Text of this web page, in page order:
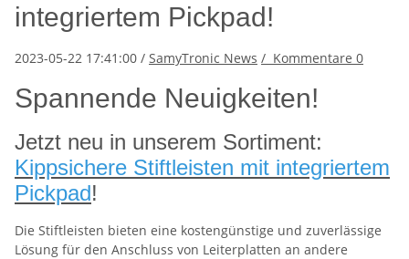
integriertem Pickpad!
2023-05-22 17:41:00 / SamyTronic News / Kommentare 0
Spannende Neuigkeiten!
Jetzt neu in unserem Sortiment:
Kippsichere Stiftleisten mit integriertem
Pickpad!
Die Stiftleisten bieten eine kostengünstige und zuverlässige
Lösung für den Anschluss von Leiterplatten an andere